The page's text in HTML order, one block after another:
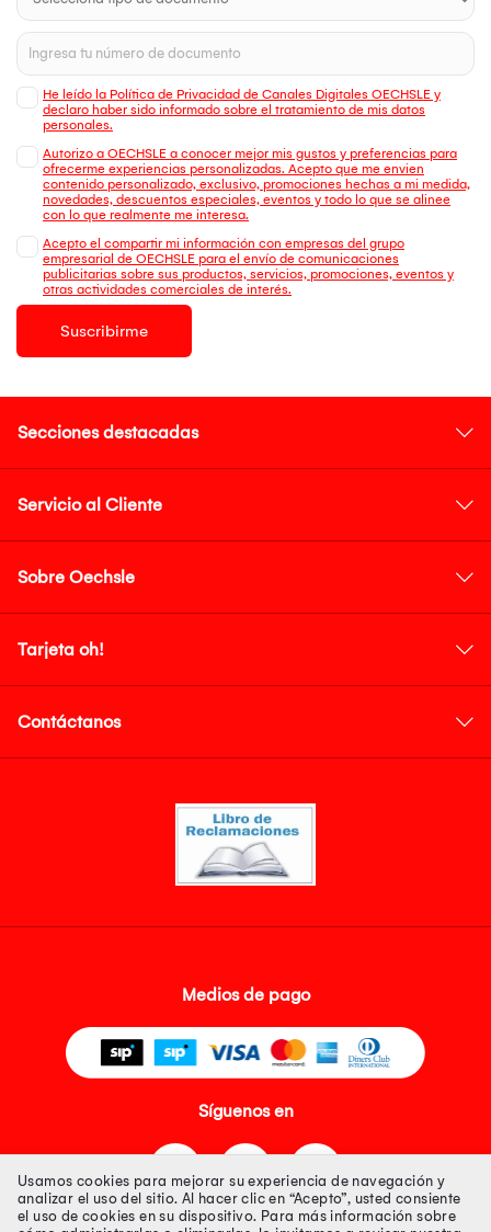
He leído la Política de Privacidad de Canales Digitales OECHSLE y
declaro haber sido informado sobre el tratamiento de mis datos
personales.
Autorizo a OECHSLE a conocer mejor mis gustos y preferencias para
ofrecerme experiencias personalizadas. Acepto que me envien
contenido personalizado, exclusivo, promociones hechas a mi medida,
novedades, descuentos especiales, eventos y todo lo que se alinee
con lo que realmente me interesa.
Acepto el compartir mi información con empresas del grupo
empresarial de OECHSLE para el envío de comunicaciones
publicitarias sobre sus productos, servicios, promociones, eventos y
otras actividades comerciales de interés.
Suscribirme
Secciones destacadas
Servicio al Cliente
Sobre Oechsle
Tarjeta oh!
Contáctanos
Medios de pago
Síguenos en
Usamos cookies para mejorar su experiencia de navegación y
analizar el uso del sitio. Al hacer clic en “Acepto”, usted consiente
el uso de cookies en su dispositivo. Para más información sobre